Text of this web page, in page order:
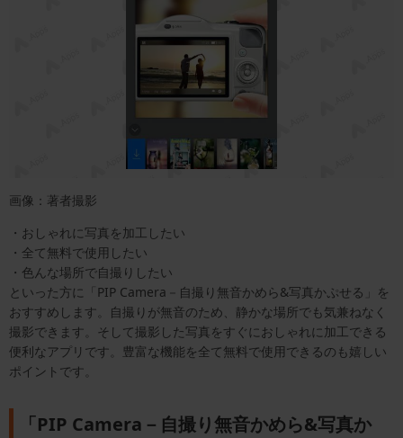
画像：著者撮影
・おしゃれに写真を加工したい
・全て無料で使用したい
・色んな場所で自撮りしたい
といった方に「PIP Camera－自撮り無音かめら&写真かぷせる」を
おすすめします。自撮りが無音のため、静かな場所でも気兼ねなく
撮影できます。そして撮影した写真をすぐにおしゃれに加工できる
便利なアプリです。豊富な機能を全て無料で使用できるのも嬉しい
ポイントです。
「PIP Camera－自撮り無音かめら&写真か